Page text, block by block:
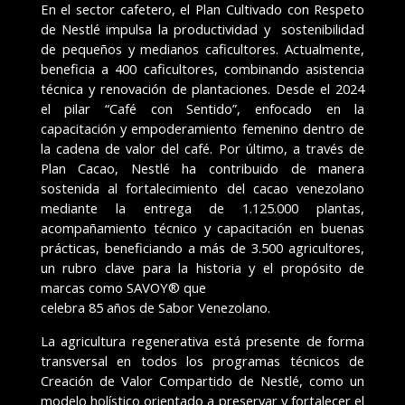
En el sector cafetero, el Plan Cultivado con Respeto
de Nestlé impulsa la productividad y sostenibilidad
de pequeños y medianos caficultores. Actualmente,
beneficia a 400 caficultores, combinando asistencia
técnica y renovación de plantaciones. Desde el 2024
el pilar “Café con Sentido”, enfocado en la
capacitación y empoderamiento femenino dentro de
la cadena de valor del café. Por último, a través de
Plan Cacao, Nestlé ha contribuido de manera
sostenida al fortalecimiento del cacao venezolano
mediante la entrega de 1.125.000 plantas,
acompañamiento técnico y capacitación en buenas
prácticas, beneficiando a más de 3.500 agricultores,
un rubro clave para la historia y el propósito de
marcas como SAVOY® que
celebra 85 años de Sabor Venezolano.
La agricultura regenerativa está presente de forma
transversal en todos los programas técnicos de
Creación de Valor Compartido de Nestlé, como un
modelo holístico orientado a preservar y fortalecer el